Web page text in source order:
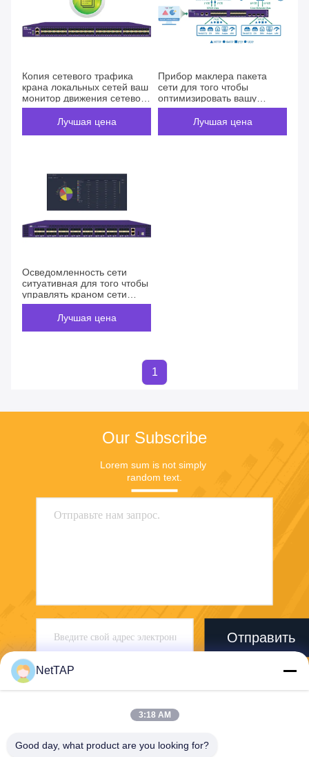
Копия сетевого трафика
крана локальных сетей ваш
монитор движения сетевого
трафика/сети
Лучшая цена
Прибор маклера пакета
сети для того чтобы
оптимизировать вашу
эффективность сети
препровождением Нетфлов
Лучшая цена
Осведомленность сети
ситуативная для того чтобы
управлять краном сети
через интерфейс
интеграции данных АПИ
Лучшая цена
1
Our Subscribe
Lorem sum is not simply
random text.
Отправить
NetTAP
3:18 AM
Good day, what product are you looking for?